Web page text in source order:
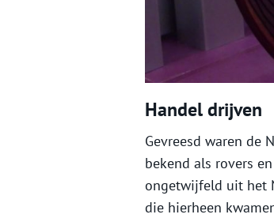
Handel drijven
Gevreesd waren de
bekend als rovers
ongetwijfeld uit het
die hierheen